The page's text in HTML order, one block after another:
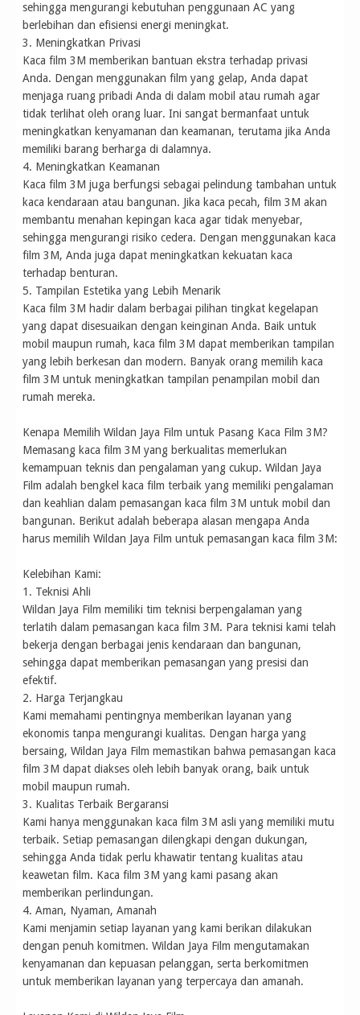
sehingga mengurangi kebutuhan penggunaan AC yang
berlebihan dan efisiensi energi meningkat.
3. Meningkatkan Privasi
Kaca film 3M memberikan bantuan ekstra terhadap privasi
Anda. Dengan menggunakan film yang gelap, Anda dapat
menjaga ruang pribadi Anda di dalam mobil atau rumah agar
tidak terlihat oleh orang luar. Ini sangat bermanfaat untuk
meningkatkan kenyamanan dan keamanan, terutama jika Anda
memiliki barang berharga di dalamnya.
4. Meningkatkan Keamanan
Kaca film 3M juga berfungsi sebagai pelindung tambahan untuk
kaca kendaraan atau bangunan. Jika kaca pecah, film 3M akan
membantu menahan kepingan kaca agar tidak menyebar,
sehingga mengurangi risiko cedera. Dengan menggunakan kaca
film 3M, Anda juga dapat meningkatkan kekuatan kaca
terhadap benturan.
5. Tampilan Estetika yang Lebih Menarik
Kaca film 3M hadir dalam berbagai pilihan tingkat kegelapan
yang dapat disesuaikan dengan keinginan Anda. Baik untuk
mobil maupun rumah, kaca film 3M dapat memberikan tampilan
yang lebih berkesan dan modern. Banyak orang memilih kaca
film 3M untuk meningkatkan tampilan penampilan mobil dan
rumah mereka.
Kenapa Memilih Wildan Jaya Film untuk Pasang Kaca Film 3M?
Memasang kaca film 3M yang berkualitas memerlukan
kemampuan teknis dan pengalaman yang cukup. Wildan Jaya
Film adalah bengkel kaca film terbaik yang memiliki pengalaman
dan keahlian dalam pemasangan kaca film 3M untuk mobil dan
bangunan. Berikut adalah beberapa alasan mengapa Anda
harus memilih Wildan Jaya Film untuk pemasangan kaca film 3M:
Kelebihan Kami:
1. Teknisi Ahli
Wildan Jaya Film memiliki tim teknisi berpengalaman yang
terlatih dalam pemasangan kaca film 3M. Para teknisi kami telah
bekerja dengan berbagai jenis kendaraan dan bangunan,
sehingga dapat memberikan pemasangan yang presisi dan
efektif.
2. Harga Terjangkau
Kami memahami pentingnya memberikan layanan yang
ekonomis tanpa mengurangi kualitas. Dengan harga yang
bersaing, Wildan Jaya Film memastikan bahwa pemasangan kaca
film 3M dapat diakses oleh lebih banyak orang, baik untuk
mobil maupun rumah.
3. Kualitas Terbaik Bergaransi
Kami hanya menggunakan kaca film 3M asli yang memiliki mutu
terbaik. Setiap pemasangan dilengkapi dengan dukungan,
sehingga Anda tidak perlu khawatir tentang kualitas atau
keawetan film. Kaca film 3M yang kami pasang akan
memberikan perlindungan.
4. Aman, Nyaman, Amanah
Kami menjamin setiap layanan yang kami berikan dilakukan
dengan penuh komitmen. Wildan Jaya Film mengutamakan
kenyamanan dan kepuasan pelanggan, serta berkomitmen
untuk memberikan layanan yang terpercaya dan amanah.